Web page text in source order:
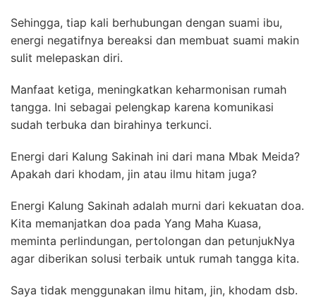
Sehingga, tiap kali berhubungan dengan suami ibu,
energi negatifnya bereaksi dan membuat suami makin
sulit melepaskan diri.
Manfaat ketiga, meningkatkan keharmonisan rumah
tangga. Ini sebagai pelengkap karena komunikasi
sudah terbuka dan birahinya terkunci.
Energi dari Kalung Sakinah ini dari mana Mbak Meida?
Apakah dari khodam, jin atau ilmu hitam juga?
Energi Kalung Sakinah adalah murni dari kekuatan doa.
Kita memanjatkan doa pada Yang Maha Kuasa,
meminta perlindungan, pertolongan dan petunjukNya
agar diberikan solusi terbaik untuk rumah tangga kita.
Saya tidak menggunakan ilmu hitam, jin, khodam dsb.